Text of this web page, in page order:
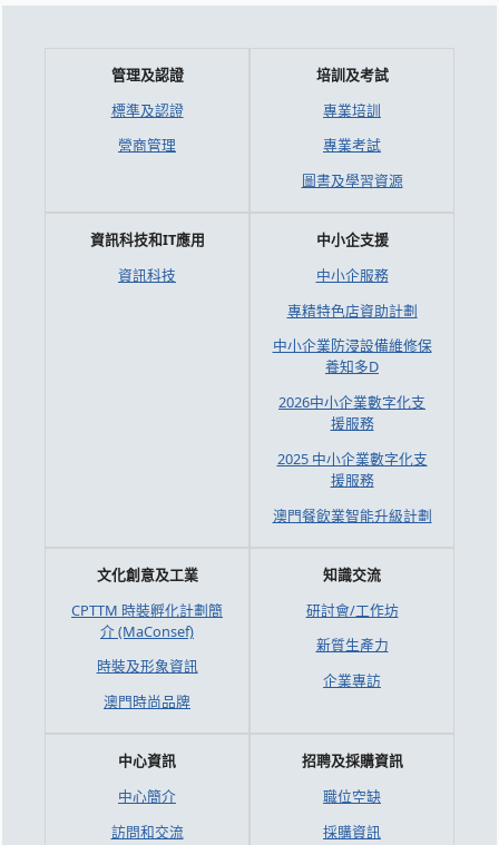
管理及認證
標準及認證
營商管理
培訓及考試
專業培訓
專業考試
圖書及學習資源
資訊科技和IT應用
資訊科技
中小企支援
中小企服務
專精特色店資助計劃
中小企業防浸設備維修保
養知多D
2026中小企業數字化支
援服務
2025 中小企業數字化支
援服務
澳門餐飲業智能升級計劃
文化創意及工業
CPTTM 時裝孵化計劃簡
介 (MaConsef)
時裝及形象資訊
澳門時尚品牌
知識交流
研討會/工作坊
新質生產力
企業專訪
中心資訊
中心簡介
訪問和交流
招聘及採購資訊
職位空缺
採購資訊